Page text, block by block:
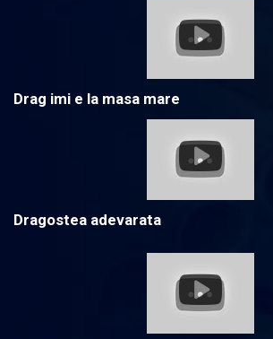
Drag imi e la masa mare
Dragostea adevarata